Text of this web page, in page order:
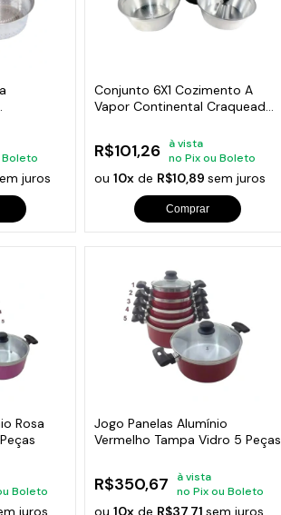
Boleto
juros
Conjunto 6X1 Cozimento A
Vapor Continental Craqueado
R$101,26
à vista
no Pix ou Boleto
ou10x de R$10,89sem juros
Comprar
Rosa
Boleto
juros
Jogo Panelas Alumínio
Vermelho Tampa Vidro 5 Peças
R$350,67
à vista
no Pix ou Boleto
ou10x de R$37,71sem juros